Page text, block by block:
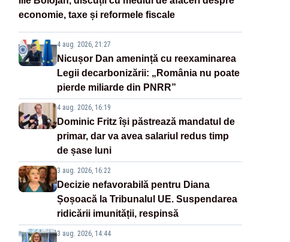
economie, taxe și reformele fiscale
4 aug. 2026, 21:27
Nicușor Dan amenință cu reexaminarea
Legii decarbonizării: „România nu poate
pierde miliarde din PNRR”
4 aug. 2026, 16:19
Dominic Fritz își păstrează mandatul de
primar, dar va avea salariul redus timp
de șase luni
3 aug. 2026, 16:22
Decizie nefavorabilă pentru Diana
Șoșoacă la Tribunalul UE. Suspendarea
ridicării imunității, respinsă
3 aug. 2026, 14:44